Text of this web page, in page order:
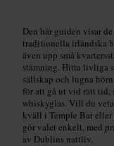
Den här guiden visar
traditionella irländska
även upp små
stämning. Hitta livliga
sällskap och lugna
för att gå ut vid rätt tid,
whiskyglas. Vill du
kväll i Temple Bar
gör valet enkelt, med
av Dublins nattliv.